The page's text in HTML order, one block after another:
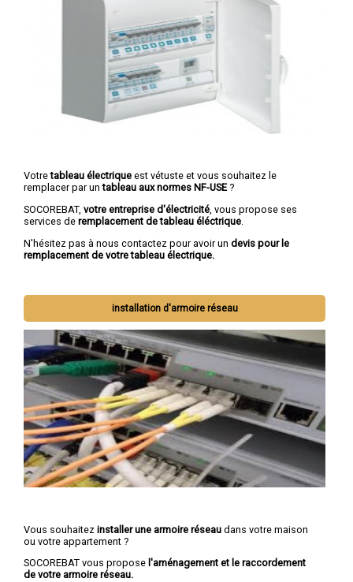
Votretableau électrique est vétuste et vous souhaitez le
remplacer par untableau aux normes NF-USE ?
SOCOREBAT, votre entreprise d'électricité, vous propose ses
services de remplacement de tableau éléctrique.
N'hésitez pas à nous contactez pour avoir un devis pour le
remplacement de votre tableau électrique.
installation d'armoire réseau
Vous souhaitez installer une armoire réseau dans votre maison
ou votre appartement ?
SOCOREBAT vous propose l'aménagement et le raccordement
de votre armoire réseau.